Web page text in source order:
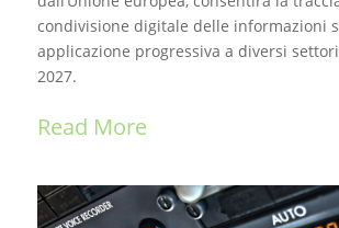
condivisione digitale delle informazioni
applicazione progressiva a diversi
2027.
Read More